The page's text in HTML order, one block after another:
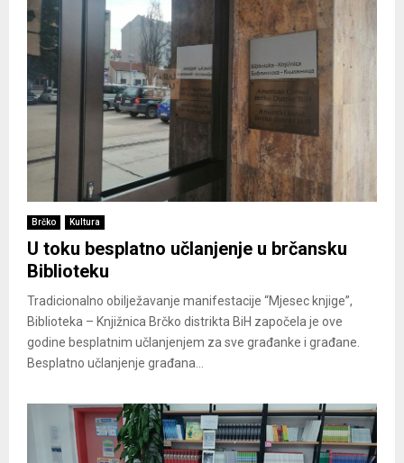
Brčko Kultura
U toku besplatno učlanjenje u brčansku
Biblioteku
Tradicionalno obilježavanje manifestacije “Mjesec knjige”,
Biblioteka – Knjižnica Brčko distrikta BiH započela je ove
godine besplatnim učlanjenjem za sve građanke i građane.
Besplatno učlanjenje građana...